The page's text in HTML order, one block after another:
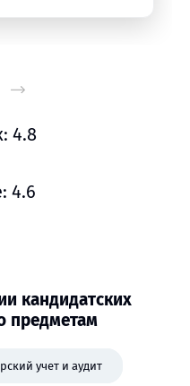
4.8
4.6
кандидатских
предметам
учет и аудит